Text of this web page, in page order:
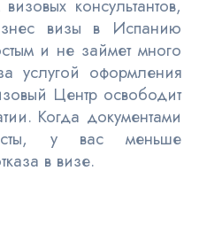
консультантов,
визы в Испанию
и не займет много
услугой оформления
Центр освободит
Когда документами
у вас меньше
в визе.